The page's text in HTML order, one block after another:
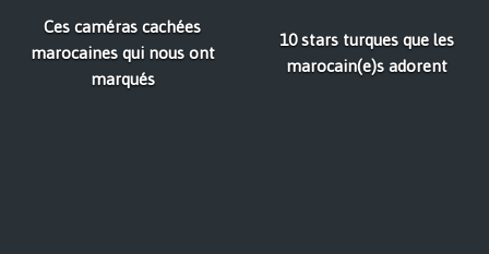
Ces caméras cachées
marocaines qui nous ont
marqués
10 stars turques que les
marocain(e)s adorent